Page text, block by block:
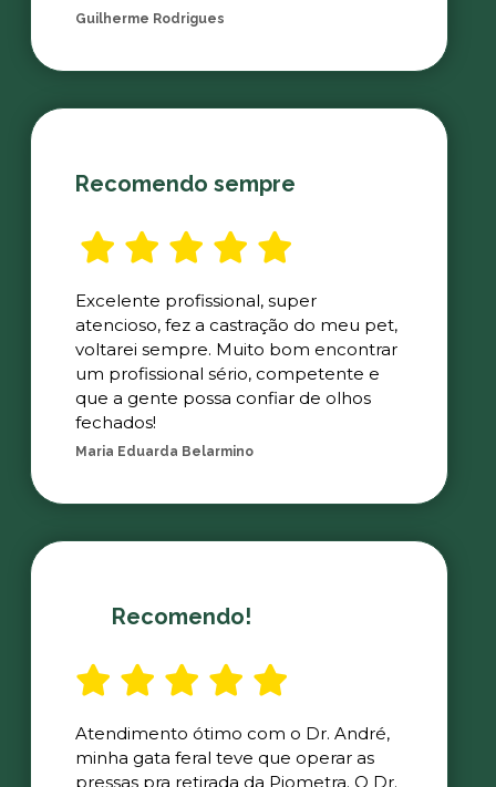
Guilherme Rodrigues
Recomendo sempre
Excelente profissional, super
atencioso, fez a castração do meu pet,
voltarei sempre. Muito bom encontrar
um profissional sério, competente e
que a gente possa confiar de olhos
fechados!
Maria Eduarda Belarmino
Recomendo!
Atendimento ótimo com o Dr. André,
minha gata feral teve que operar as
pressas pra retirada da Piometra. O Dr.